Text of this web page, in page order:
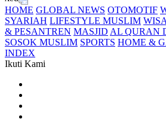
HOME GLOBAL NEWS OTOMOTIF
SYARIAH LIFESTYLE MUSLIM
& PESANTREN MASJID AL QURAN
SOSOK MUSLIM SPORTS HOME &
INDEX
Ikuti Kami